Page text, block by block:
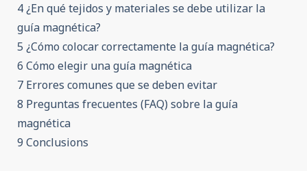
4 ¿En qué tejidos y materiales se debe utilizar la
guía magnética?
5 ¿Cómo colocar correctamente la guía magnética?
6 Cómo elegir una guía magnética
7 Errores comunes que se deben evitar
8 Preguntas frecuentes (FAQ) sobre la guía
magnética
9 Conclusions